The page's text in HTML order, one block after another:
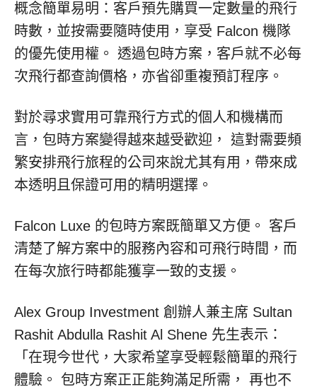
概念簡單易明：客戶預先購買一定數量的飛行
時數，並按需要隨時使用，享受 Falcon 機隊
的優先使用權。 透過包時方案，客戶就不必每
次飛行都查詢價格，亦省卻重複預訂程序。
對於尋求實用可靠飛行方式的個人和機構而
言，包時方案變得越來越受歡迎， 這對需要頻
繁安排飛行旅程的公司來說尤其有用，帶來成
本透明且保證可用的精明選擇。
Falcon Luxe 的包時方案既簡單又方便。 客戶
清楚了解方案中的服務內容和可飛行時間，而
在每次旅行時都能獲享一致的支援。
Alex Group Investment 創辦人兼主席 Sultan
Rashit Abdulla Rashit Al Shene 先生表示：
「在現今世代，大家希望享受輕鬆簡單的飛行
體驗。 包時方案正正能夠滿足所需， 再也不